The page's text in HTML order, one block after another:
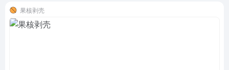
果核剥壳